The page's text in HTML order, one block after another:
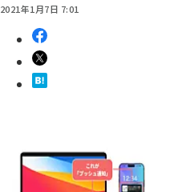
2021年1月7日 7:01